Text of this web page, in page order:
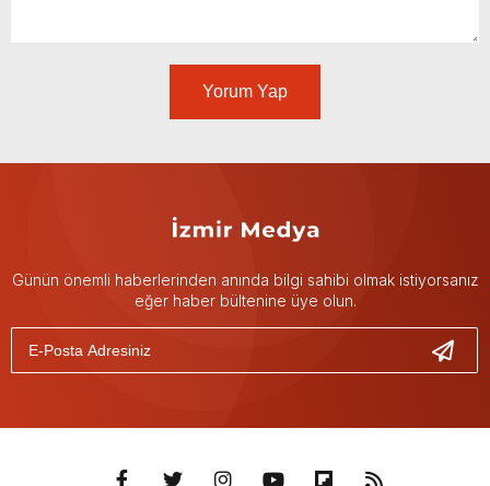
Yorum Yap
Günün önemli haberlerinden anında bilgi sahibi olmak istiyorsanız
eğer haber bültenine üye olun.